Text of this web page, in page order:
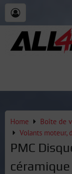
Home
Boîte de
Volants moteur,
PMC